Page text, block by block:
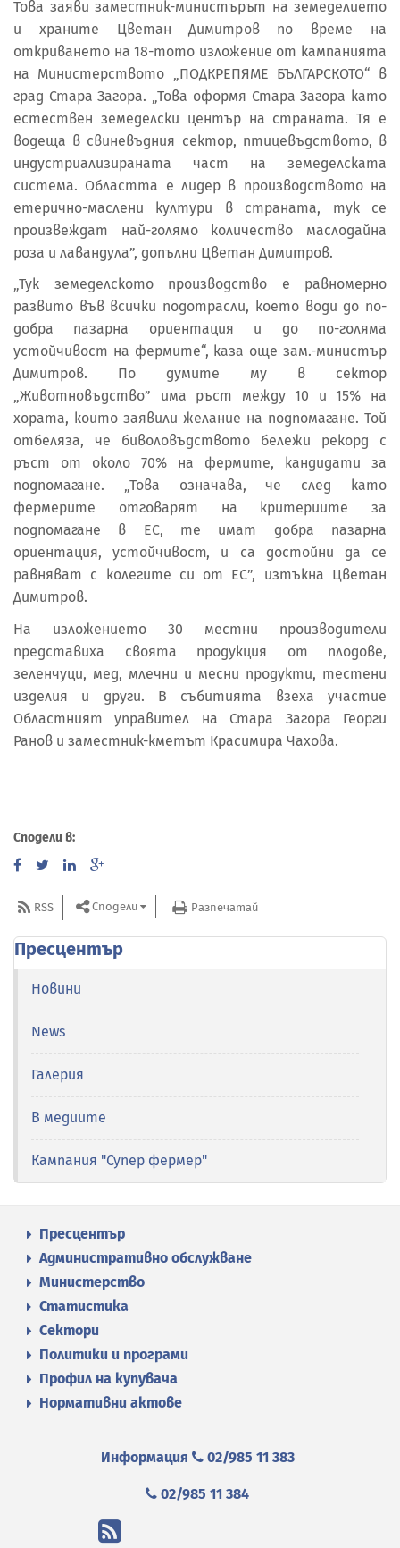
Това заяви заместник-министърът на земеделието
и храните Цветан Димитров по време на
откриването на 18-тото изложение от кампанията
на Министерството „ПОДКРЕПЯМЕ БЪЛГАРСКОТО“ в
град Стара Загора. „Това оформя Стара Загора като
естествен земеделски център на страната. Тя е
водеща в свиневъдния сектор, птицевъдството, в
индустриализираната част на земеделската
система. Областта е лидер в производството на
етерично-маслени култури в страната, тук се
произвеждат най-голямо количество маслодайна
роза и лавандула”, допълни Цветан Димитров.
„Тук земеделското производство е равномерно
развито във всички подотрасли, което води до по-
добра пазарна ориентация и до по-голяма
устойчивост на фермите“, каза още зам.-министър
Димитров. По думите му в сектор
„Животновъдство” има ръст между 10 и 15% на
хората, които заявили желание на подпомагане. Той
отбеляза, че биволовъдството бележи рекорд с
ръст от около 70% на фермите, кандидати за
подпомагане. „Това означава, че след като
фермерите отговарят на критериите за
подпомагане в ЕС, те имат добра пазарна
ориентация, устойчивост, и са достойни да се
равняват с колегите си от ЕС”, изтъкна Цветан
Димитров.
На изложението 30 местни производители
представиха своята продукция от плодове,
зеленчуци, мед, млечни и месни продукти, тестени
изделия и други. В събитията взеха участие
Областният управител на Стара Загора Георги
Ранов и заместник-кметът Красимира Чахова.
Сподели в:
RSS Сподели Разпечатай
Пресцентър
Новини
News
Галерия
В медиите
Кампания "Супер фермер"
Пресцентър
Административно обслужване
Министерство
Статистика
Сектори
Политики и програми
Профил на купувача
Нормативни актове
Информация 02/985 11 383
02/985 11 384